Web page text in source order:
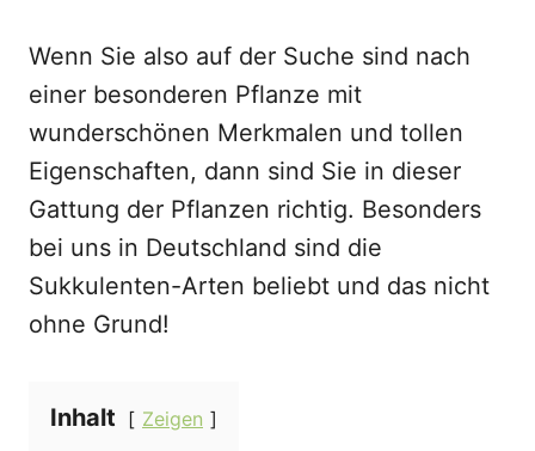
Wenn Sie also auf der Suche sind nach
einer besonderen Pflanze mit
wunderschönen Merkmalen und tollen
Eigenschaften, dann sind Sie in dieser
Gattung der Pflanzen richtig. Besonders
bei uns in Deutschland sind die
Sukkulenten-Arten beliebt und das nicht
ohne Grund!
Inhalt Zeigen